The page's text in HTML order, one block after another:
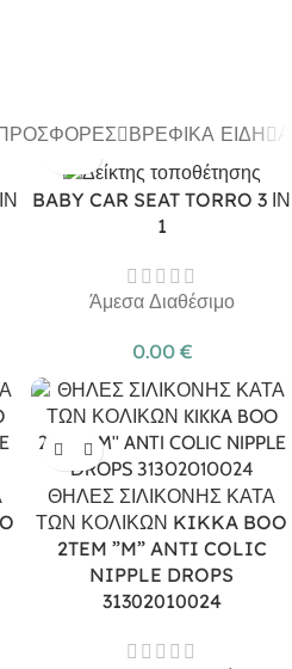
ΒΡΕΦΙΚΆ ΕΊΔΗ
BABY CAR SEAT TORRO 3 ΙΝ
1
Άμεσα Διαθέσιμο
0.00 €
ΘΗΛΕΣ ΣΙΛΙΚΟΝΗΣ ΚΑΤΑ
ΤΩΝ ΚΟΛΙΚΩΝ KIKKA BOO
2TEM ”M” ANTI COLIC
NIPPLE DROPS
31302010024